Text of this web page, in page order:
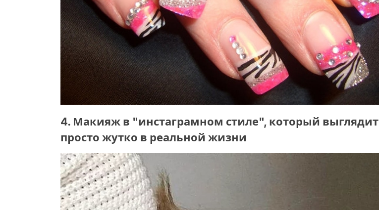
4. Макияж в "инстаграмном стиле", который выглядит
просто жутко в реальной жизни